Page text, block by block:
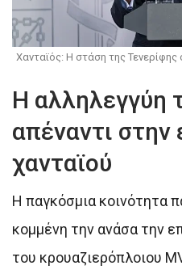
Χανταϊός: Η στάση της
Η αλληλεγγύη
απέναντι στην
χανταϊού
Η παγκόσμια κοινότητα
κομμένη την ανάσα την
του κρουαζιερόπλοιου